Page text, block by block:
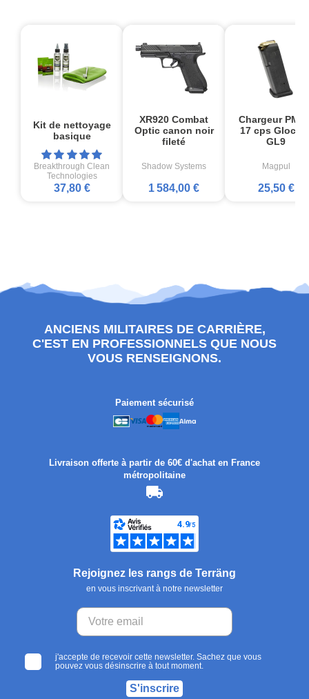
Kit de nettoyage
basique
Breakthrough Clean
Technologies
37,80 €
XR920 Combat
Optic canon noir
fileté
Shadow Systems
1 584,00 €
Chargeur
17 cps
GL9
Magpul
25,50 €
ANCIENS MILITAIRES DE CARRIÈRE,
C'EST EN PROFESSIONNELS QUE NOUS
VOUS RENSEIGNONS.
Paiement sécurisé
Livraison offerte à partir de 60€ d'achat en France
métropolitaine
Rejoignez les rangs de Terräng
en vous inscrivant à notre newsletter
j'accepte de recevoir cette newsletter. Sachez que vous
pouvez vous désinscrire à tout moment.
S'inscrire